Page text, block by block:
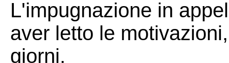
L'impugnazione in
aver letto le
giorni.